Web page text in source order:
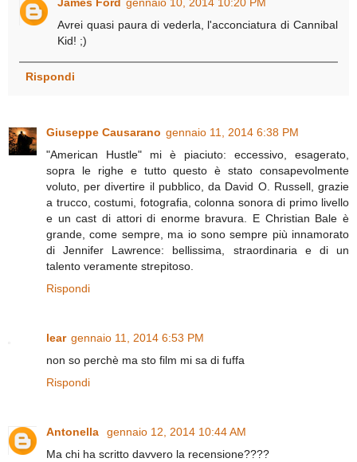
Avrei quasi paura di vederla, l'acconciatura di Cannibal
Kid! ;)
Rispondi
Giuseppe Causarano gennaio 11, 2014 6:38 PM
"American Hustle" mi è piaciuto: eccessivo, esagerato,
sopra le righe e tutto questo è stato consapevolmente
voluto, per divertire il pubblico, da David O. Russell, grazie
a trucco, costumi, fotografia, colonna sonora di primo livello
e un cast di attori di enorme bravura. E Christian Bale è
grande, come sempre, ma io sono sempre più innamorato
di Jennifer Lawrence: bellissima, straordinaria e di un
talento veramente strepitoso.
Rispondi
lear gennaio 11, 2014 6:53 PM
non so perchè ma sto film mi sa di fuffa
Rispondi
Antonella
gennaio 12, 2014 10:44 AM
Ma chi ha scritto davvero la recensione????